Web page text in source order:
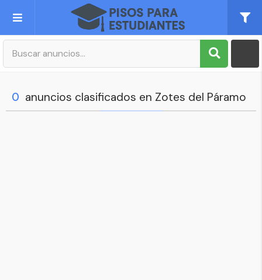
Publica tu Anuncio
0 anuncios clasificados en Zotes del Páramo